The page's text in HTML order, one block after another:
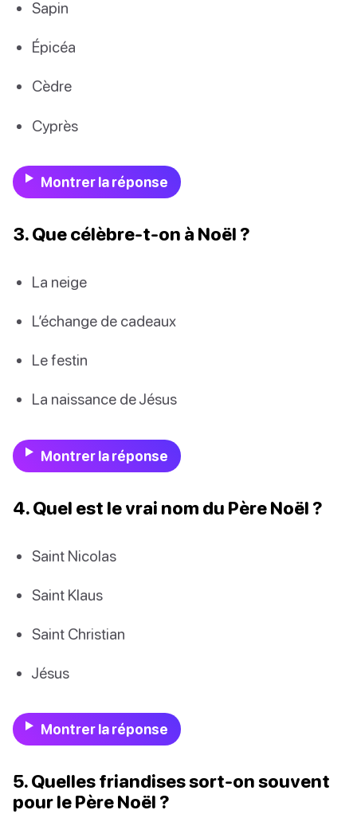
Sapin
Épicéa
Cèdre
Cyprès
Montrer la réponse
3. Que célèbre-t-on à Noël ?
La neige
L’échange de cadeaux
Le festin
La naissance de Jésus
Montrer la réponse
4. Quel est le vrai nom du Père Noël ?
Saint Nicolas
Saint Klaus
Saint Christian
Jésus
Montrer la réponse
5. Quelles friandises sort-on souvent
pour le Père Noël ?